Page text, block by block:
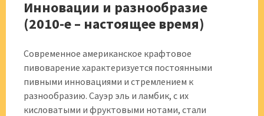
Инновации и разнообразие
(2010-е – настоящее время)
Современное американское крафтовое
пивоварение характеризуется постоянными
пивными инновациями и стремлением к
разнообразию. Сауэр эль и ламбик, с их
кисловатыми и фруктовыми нотами, стали